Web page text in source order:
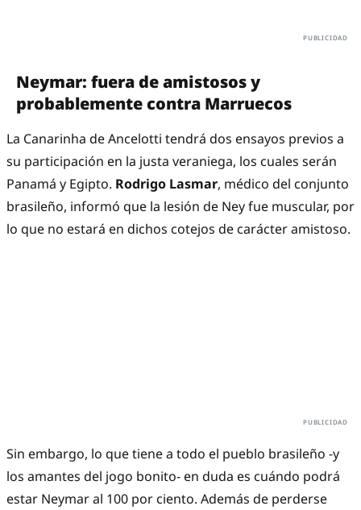
Neymar: fuera de amistosos y
probablemente contra Marruecos
La Canarinha de Ancelotti tendrá dos ensayos previos a
su participación en la justa veraniega, los cuales serán
Panamá y Egipto. Rodrigo Lasmar, médico del conjunto
brasileño, informó que la lesión de Ney fue muscular, por
lo que no estará en dichos cotejos de carácter amistoso.
Sin embargo, lo que tiene a todo el pueblo brasileño -y
los amantes del jogo bonito- en duda es cuándo podrá
estar Neymar al 100 por ciento. Además de perderse